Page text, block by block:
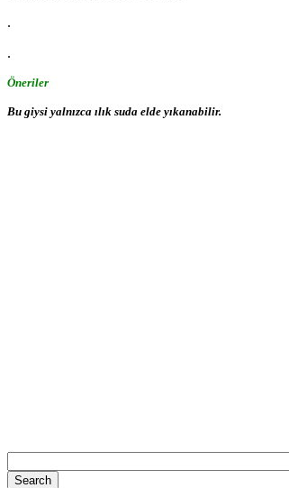
.
.
Öneriler
Bu giysi yalnızca ılık suda elde yıkanabilir.